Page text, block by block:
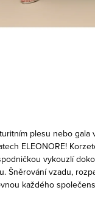
plesu nebo gala
ELEONORE!
vykouzlí
Šněrování vzadu,
každého